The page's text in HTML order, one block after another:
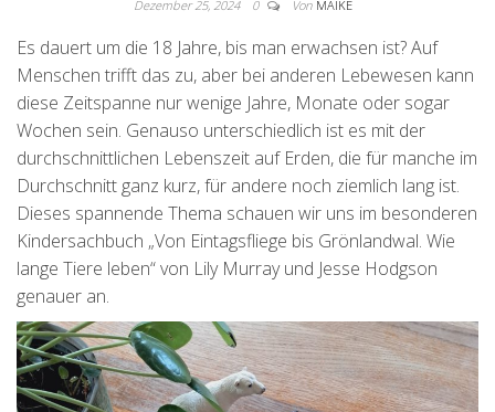
Dezember 25, 2024 0 Von MAIKE
Es dauert um die 18 Jahre, bis man erwachsen ist? Auf
Menschen trifft das zu, aber bei anderen Lebewesen kann
diese Zeitspanne nur wenige Jahre, Monate oder sogar
Wochen sein. Genauso unterschiedlich ist es mit der
durchschnittlichen Lebenszeit auf Erden, die für manche im
Durchschnitt ganz kurz, für andere noch ziemlich lang ist.
Dieses spannende Thema schauen wir uns im besonderen
Kindersachbuch „Von Eintagsfliege bis Grönlandwal. Wie
lange Tiere leben“ von Lily Murray und Jesse Hodgson
genauer an.